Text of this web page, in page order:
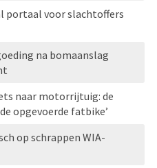
portaal voor slachtoffers
na bomaanslag
naar motorrijtuig: de
opgevoerde fatbike’
op schrappen WIA-